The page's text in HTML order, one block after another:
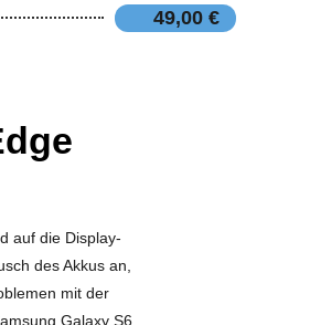
49,00 €
auf die Display-
des Akkus an,
mit der
Galaxy S6